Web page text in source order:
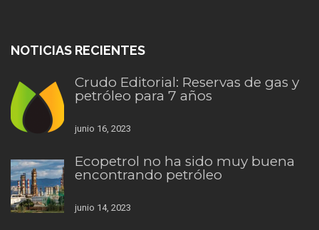
NOTICIAS RECIENTES
Crudo Editorial: Reservas de gas y
petróleo para 7 años
junio 16, 2023
Ecopetrol no ha sido muy buena
encontrando petróleo
junio 14, 2023